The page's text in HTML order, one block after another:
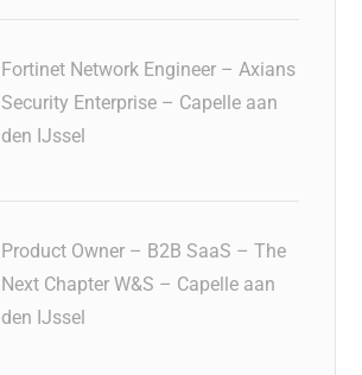
Fortinet Network Engineer – Axians
Security Enterprise – Capelle aan
den IJssel
Product Owner – B2B SaaS – The
Next Chapter W&S – Capelle aan
den IJssel